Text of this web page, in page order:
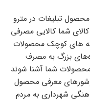
محصول تبلیغات در مترو
شما کالایی مصرفی
های کوچک محصولات
بزرگ به مصرف
شما آشنا شوند
معرفی محصول
شهرداری به مردم